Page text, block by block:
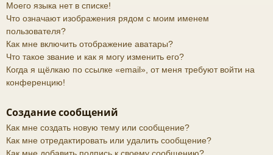
Моего языка нет в списке!
Что означают изображения рядом с моим именем
пользователя?
Как мне включить отображение аватары?
Что такое звание и как я могу изменить его?
Когда я щёлкаю по ссылке «email», от меня требуют войти на
конференцию!
Создание сообщений
Как мне создать новую тему или сообщение?
Как мне отредактировать или удалить сообщение?